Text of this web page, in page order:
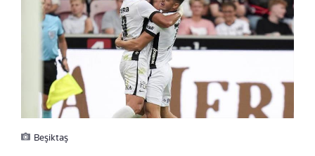
Beşiktaş